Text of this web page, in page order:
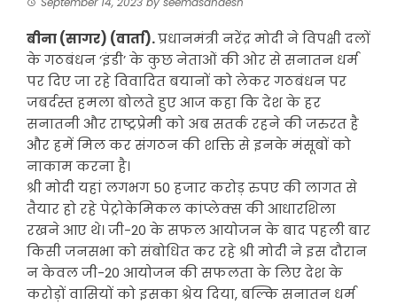
बीना (सागर) (वार्ता).प्रधानमंत्री नरेंद्र मोदी ने विपक्षी दलों
के गठबंधन ‘इंडी’ के कुछ नेताओं की ओर से सनातन धर्म
पर दिए जा रहे विवादित बयानों को लेकर गठबंधन पर
जबर्दस्त हमला बोलते हुए आज कहा कि देश के हर
सनातनी और राष्ट्रप्रेमी को अब सतर्क रहने की जरुरत है
और हमें मिल कर संगठन की शक्ति से इनके मंसूबों को
नाकाम करना है।
श्री मोदी यहां लगभग 50 हजार करोड़ रुपए की लागत से
तैयार हो रहे पेट्रोकेमिकल कांप्लेक्स की आधारशिला
रखने आए थे। जी-20 के सफल आयोजन के बाद पहली बार
किसी जनसभा को संबोधित कर रहे श्री मोदी ने इस दौरान
न केवल जी-20 आयोजन की सफलता के लिए देश के
करोड़ों वासियों को इसका श्रेय दिया, बल्कि सनातन धर्म